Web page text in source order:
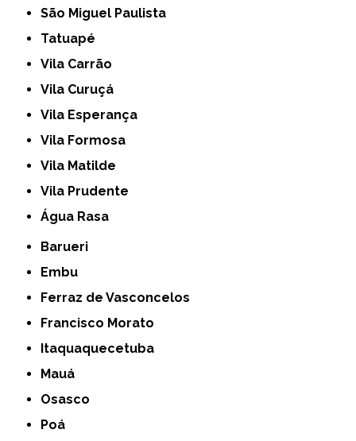
São Miguel Paulista
Tatuapé
Vila Carrão
Vila Curuçá
Vila Esperança
Vila Formosa
Vila Matilde
Vila Prudente
Água Rasa
Barueri
Embu
Ferraz de Vasconcelos
Francisco Morato
Itaquaquecetuba
Mauá
Osasco
Poá